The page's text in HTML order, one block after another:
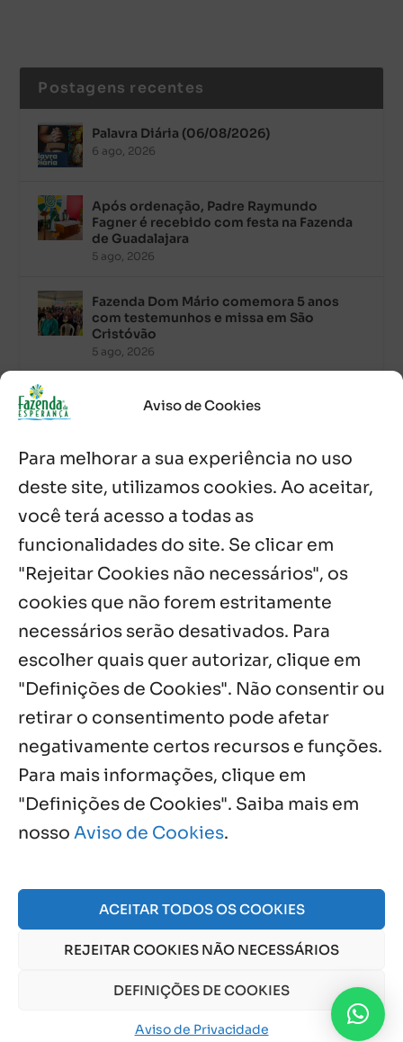
Aviso de Cookies
Para melhorar a sua experiência no uso
deste site, utilizamos cookies. Ao aceitar,
você terá acesso a todas as
funcionalidades do site. Se clicar em
"Rejeitar Cookies não necessários", os
cookies que não forem estritamente
necessários serão desativados. Para
escolher quais quer autorizar, clique em
"Definições de Cookies". Não consentir ou
retirar o consentimento pode afetar
negativamente certos recursos e funções.
Para mais informações, clique em
"Definições de Cookies". Saiba mais em
nosso Aviso de Cookies.
ACEITAR TODOS OS COOKIES
REJEITAR COOKIES NÃO NECESSÁRIOS
DEFINIÇÕES DE COOKIES
Aviso de Privacidade
Postagens recentes
Palavra Diária (06/08/2026)
6 ago, 2026
Após ordenação, Padre Raymundo
Fagner é recebido com festa na Fazenda
de Guadalajara
5 ago, 2026
Fazenda Dom Mário comemora 5 anos
com testemunhos e missa em São
Cristóvão
5 ago, 2026
Palavra Diária (05/08/2026)
5 ago, 2026
Palavra Diária (04/08/2026)
4 ago, 2026
Palavra de Vida (Agosto de 2026)
Notícias por Categoria
Agosto, 2026
da Esperança. CNPJ: 48555775000150 |
Aviso de Cookies
eAviso de Privacidade